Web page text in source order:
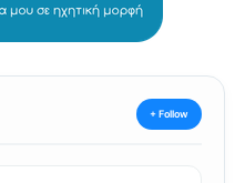
+ Follow